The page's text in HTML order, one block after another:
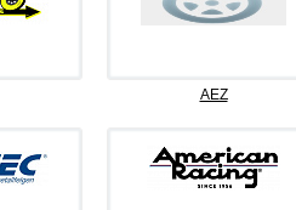
AEZ